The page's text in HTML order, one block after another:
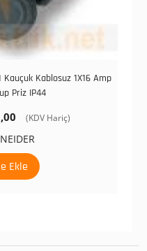
Kablosuz 1X16 Amp
Priz IP44
Şu
fiyat:
₺ 800,00.
(KDV Hariç)
Ekle